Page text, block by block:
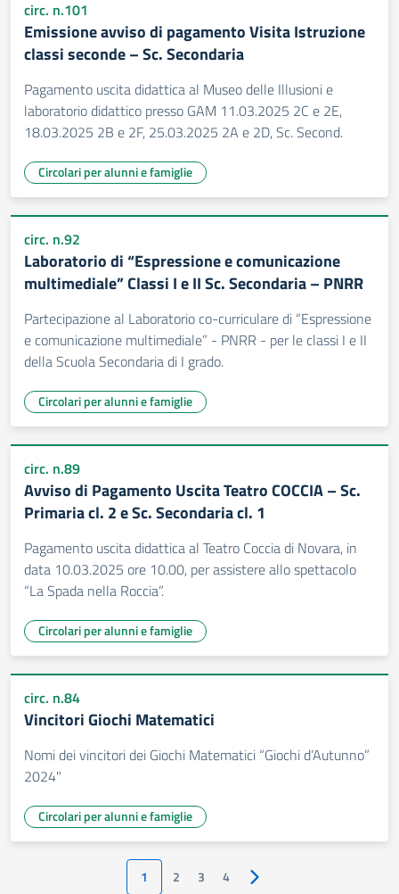
circ. n.101
Emissione avviso di pagamento Visita Istruzione
classi seconde – Sc. Secondaria
Pagamento uscita didattica al Museo delle Illusioni e
laboratorio didattico presso GAM 11.03.2025 2C e 2E,
18.03.2025 2B e 2F, 25.03.2025 2A e 2D, Sc. Second.
Circolari per alunni e famiglie
circ. n.92
Laboratorio di “Espressione e comunicazione
multimediale” Classi I e II Sc. Secondaria – PNRR
Partecipazione al Laboratorio co-curriculare di “Espressione
e comunicazione multimediale” - PNRR - per le classi I e II
della Scuola Secondaria di I grado.
Circolari per alunni e famiglie
circ. n.89
Avviso di Pagamento Uscita Teatro COCCIA – Sc.
Primaria cl. 2 e Sc. Secondaria cl. 1
Pagamento uscita didattica al Teatro Coccia di Novara, in
data 10.03.2025 ore 10.00, per assistere allo spettacolo
“La Spada nella Roccia”.
Circolari per alunni e famiglie
circ. n.84
Vincitori Giochi Matematici
Nomi dei vincitori dei Giochi Matematici “Giochi d’Autunno”
2024"
Circolari per alunni e famiglie
1 2 3 4 Pagina successiva